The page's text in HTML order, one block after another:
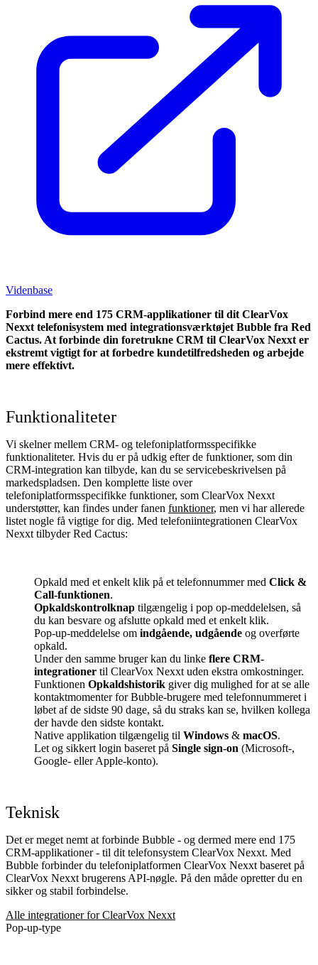
Videnbase
Forbind mere end 175 CRM-applikationer til dit ClearVox
Nexxt telefonisystem med integrationsværktøjet Bubble fra Red
Cactus. At forbinde din foretrukne CRM til ClearVox Nexxt er
ekstremt vigtigt for at forbedre kundetilfredsheden og arbejde
mere effektivt.
Funktionaliteter
Vi skelner mellem CRM- og telefoniplatformsspecifikke
funktionaliteter. Hvis du er på udkig efter de funktioner, som din
CRM-integration kan tilbyde, kan du se servicebeskrivelsen på
markedspladsen. Den komplette liste over
telefoniplatformsspecifikke funktioner, som ClearVox Nexxt
understøtter, kan findes under fanen funktioner, men vi har allerede
listet nogle få vigtige for dig. Med telefoniintegrationen ClearVox
Nexxt tilbyder Red Cactus:
Opkald med et enkelt klik på et telefonnummer med Click &
Call-funktionen.
Opkaldskontrolknap tilgængelig i pop op-meddelelsen, så
du kan besvare og afslutte opkald med et enkelt klik.
Pop-up-meddelelse om indgående, udgående og overførte
opkald.
Under den samme bruger kan du linke flere CRM-
integrationer til ClearVox Nexxt uden ekstra omkostninger.
Funktionen Opkaldshistorik giver dig mulighed for at se alle
kontaktmomenter for Bubble-brugere med telefonnummeret i
løbet af de sidste 90 dage, så du straks kan se, hvilken kollega
der havde den sidste kontakt.
Native applikation tilgængelig til Windows & macOS.
Let og sikkert login baseret på Single sign-on (Microsoft-,
Google- eller Apple-konto).
Teknisk
Det er meget nemt at forbinde Bubble - og dermed mere end 175
CRM-applikationer - til dit telefonsystem ClearVox Nexxt. Med
Bubble forbinder du telefoniplatformen ClearVox Nexxt baseret på
ClearVox Nexxt brugerens API-nøgle. På den måde opretter du en
sikker og stabil forbindelse.
Alle integrationer for ClearVox Nexxt
Pop-up-type